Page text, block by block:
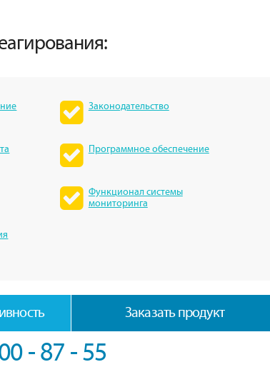
Законодательство
Программное обеспечение
Функционал системы
мониторинга
Заказать продукт
- 87 - 55